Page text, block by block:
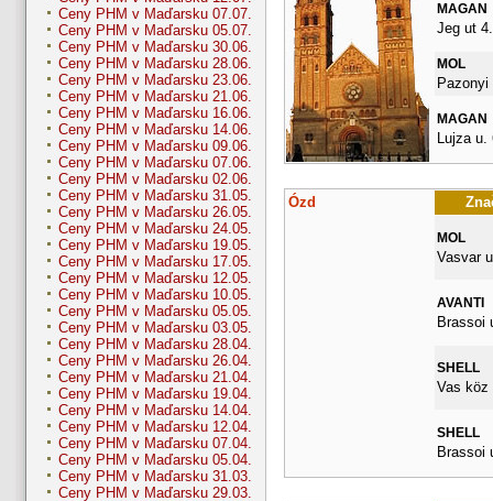
Ceny PHM v Maďarsku 07.07.
Ceny PHM v Maďarsku 05.07.
Ceny PHM v Maďarsku 30.06.
Ceny PHM v Maďarsku 28.06.
Ceny PHM v Maďarsku 23.06.
Ceny PHM v Maďarsku 21.06.
Ceny PHM v Maďarsku 16.06.
Ceny PHM v Maďarsku 14.06.
Ceny PHM v Maďarsku 09.06.
Ceny PHM v Maďarsku 07.06.
Ceny PHM v Maďarsku 02.06.
Ceny PHM v Maďarsku 31.05.
Ceny PHM v Maďarsku 26.05.
Ceny PHM v Maďarsku 24.05.
Ceny PHM v Maďarsku 19.05.
Ceny PHM v Maďarsku 17.05.
Ceny PHM v Maďarsku 12.05.
Ceny PHM v Maďarsku 10.05.
Ceny PHM v Maďarsku 05.05.
Ceny PHM v Maďarsku 03.05.
Ceny PHM v Maďarsku 28.04.
Ceny PHM v Maďarsku 26.04.
Ceny PHM v Maďarsku 21.04.
Ceny PHM v Maďarsku 19.04.
Ceny PHM v Maďarsku 14.04.
Ceny PHM v Maďarsku 12.04.
Ceny PHM v Maďarsku 07.04.
Ceny PHM v Maďarsku 05.04.
Ceny PHM v Maďarsku 31.03.
Ceny PHM v Maďarsku 29.03.
MAGAN
Jeg ut 4.
MOL
Pazonyi
MAGAN
Lujza u.
Ózd
MOL
Vasvar
AVANTI
Brassoi
SHELL
Vas köz
SHELL
Brassoi